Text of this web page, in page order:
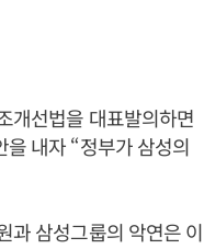
개선법을 대표발의하면
내자 “정부가 삼성의
과 삼성그룹의 악연은 이